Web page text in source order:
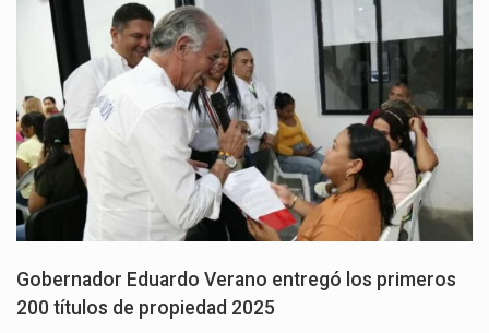
Gobernador Eduardo Verano entregó los primeros
200 títulos de propiedad 2025